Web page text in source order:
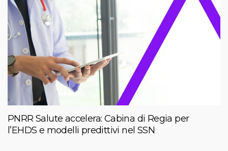
PNRR Salute accelera: Cabina di Regia per
l’EHDS e modelli predittivi nel SSN